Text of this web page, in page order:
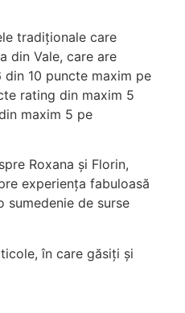
tradiționale care
din Vale, care are
10 puncte maxim pe
rating din maxim 5
maxim 5 pe
Roxana și Florin,
experiența fabuloasă
sumedenie de surse
în care găsiți și